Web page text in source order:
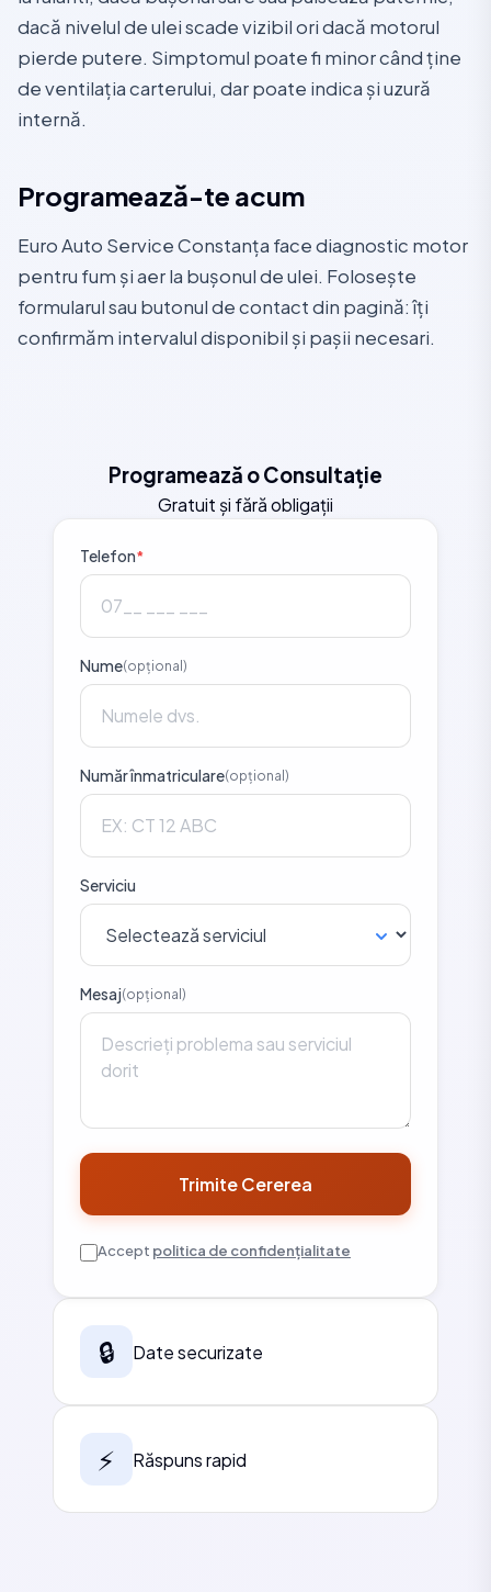
dacă nivelul de ulei scade vizibil ori dacă motorul
pierde putere. Simptomul poate fi minor când ține
de ventilația carterului, dar poate indica și uzură
internă.
Programează-te acum
Euro Auto Service Constanța face diagnostic motor
pentru fum și aer la bușonul de ulei. Folosește
formularul sau butonul de contact din pagină: îți
confirmăm intervalul disponibil și pașii necesari.
Programează o Consultație
Gratuit și fără obligații
Telefon*
Nume(opțional)
Număr înmatriculare(opțional)
Serviciu
Mesaj(opțional)
Trimite Cererea
Accept politica de confidențialitate
🔒 Date securizate
⚡ Răspuns rapid